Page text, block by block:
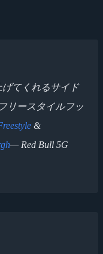
げてくれるサイド
リースタイルフッ
&
— Red Bull 5G